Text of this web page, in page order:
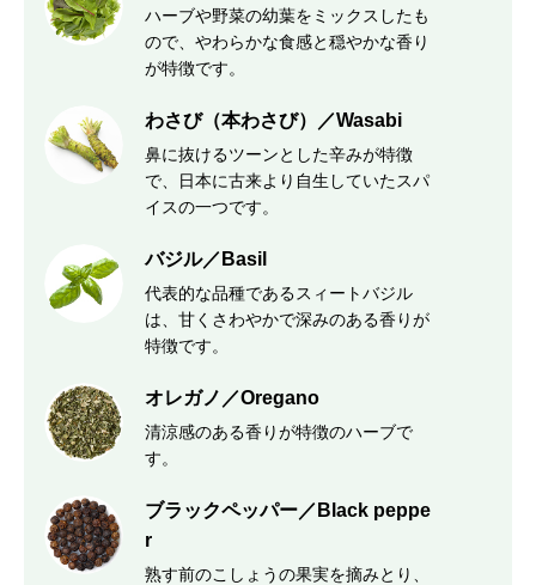
ハーブや野菜の幼葉をミックスしたも
ので、やわらかな食感と穏やかな香り
が特徴です。
わさび（本わさび）／Wasabi
鼻に抜けるツーンとした辛みが特徴
で、日本に古来より自生していたスパ
イスの一つです。
バジル／Basil
代表的な品種であるスィートバジル
は、甘くさわやかで深みのある香りが
特徴です。
オレガノ／Oregano
清涼感のある香りが特徴のハーブで
す。
ブラックペッパー／Black peppe
r
熟す前のこしょうの果実を摘みとり、